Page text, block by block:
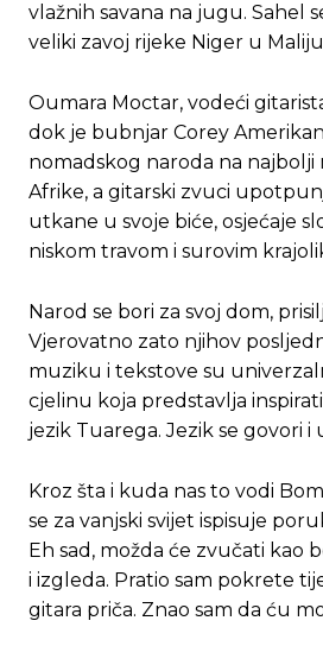
vlažnih savana na jugu. Sahel
veliki zavoj rijeke Niger u
Oumara Moctar, vodeći
dok je bubnjar Corey
nomadskog naroda na najbolji
Afrike, a gitarski zvuci
utkane u svoje biće, osjećaje
niskom travom i surovim
Narod se bori za svoj dom,
Vjerovatno zato njihov
muziku i tekstove su
cjelinu koja predstavlja
jezik Tuarega. Jezik se govori
Kroz šta i kuda nas to vodi
se za vanjski svijet ispisuje
Eh sad, možda će zvučati kao
i izgleda. Pratio sam pokrete
gitara priča. Znao sam da ću